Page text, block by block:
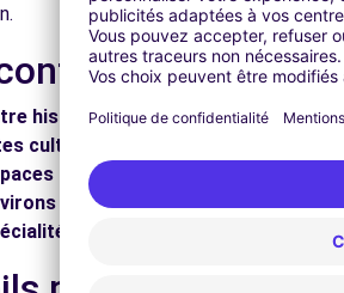
FRANCHI ET FILS - BAUVIN
- HENIN BEAUMONT
à
historique :Flânez dans les ruelles
culturels :
naturels :
Profitez des parcs et
:
Explorez les villes d'art, la
locales :
Découvrez la